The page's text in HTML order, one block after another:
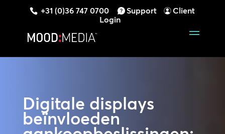
+31 (0)36 747 0700 Support
Client
Login
Digitale displays
beïnvloeden